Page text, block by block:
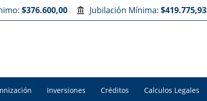
$376.600,00 Jubilación Mínima: $419.775,93
Inversiones Créditos Calculos Legales